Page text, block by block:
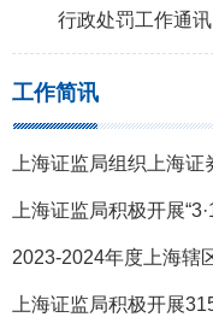
行政处罚工作通讯
工作简讯